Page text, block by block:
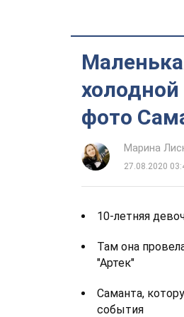
фото
Марина
27.08.2020
10-летняя
Там она
"Артек"
Саманта,
события